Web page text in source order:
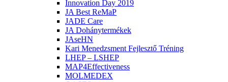
Innovation Day 2019
JA Best ReMaP
JADE Care
JA Dohánytermékek
JAseHN
Kari Menedzsment Fejlesztő Tréning
LHEP – LSHEP
MAP4Effectiveness
MOLMEDEX